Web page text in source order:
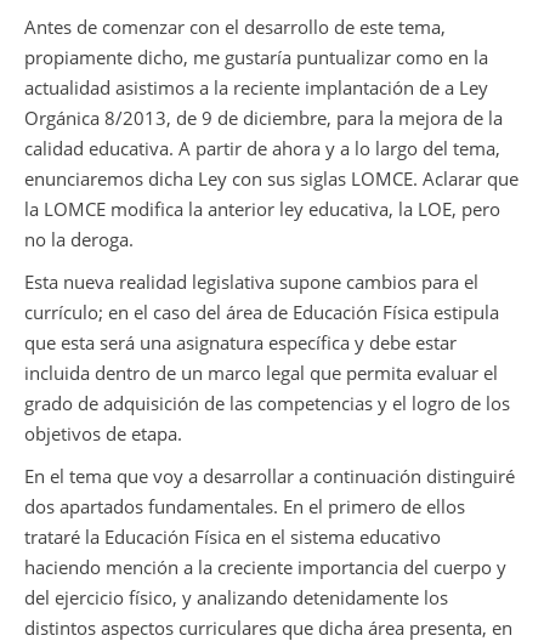
Antes de comenzar con el desarrollo de este tema,
propiamente dicho, me gustaría puntualizar como en la
actualidad asistimos a la reciente implantación de a Ley
Orgánica 8/2013, de 9 de diciembre, para la mejora de la
calidad educativa. A partir de ahora y a lo largo del tema,
enunciaremos dicha Ley con sus siglas LOMCE. Aclarar que
la LOMCE modifica la anterior ley educativa, la LOE, pero
no la deroga.
Esta nueva realidad legislativa supone cambios para el
currículo; en el caso del área de Educación Física estipula
que esta será una asignatura específica y debe estar
incluida dentro de un marco legal que permita evaluar el
grado de adquisición de las competencias y el logro de los
objetivos de etapa.
En el tema que voy a desarrollar a continuación distinguiré
dos apartados fundamentales. En el primero de ellos
trataré la Educación Física en el sistema educativo
haciendo mención a la creciente importancia del cuerpo y
del ejercicio físico, y analizando detenidamente los
distintos aspectos curriculares que dicha área presenta, en